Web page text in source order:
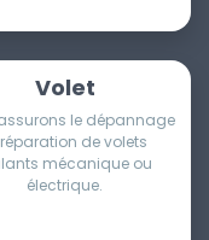
Volet
le dépannage
de volets
mécanique ou
électrique.